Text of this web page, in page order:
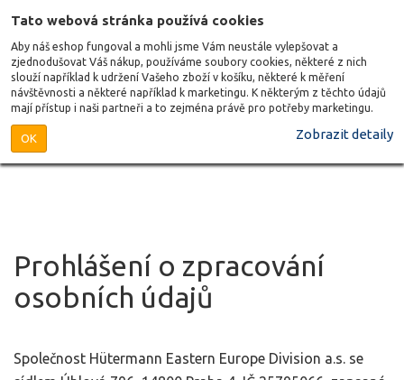
Tato webová stránka používá cookies
Aby náš eshop fungoval a mohli jsme Vám neustále vylepšovat a
zjednodušovat Váš nákup, používáme soubory cookies, některé z nich
slouží například k udržení Vašeho zboží v košíku, některé k měření
návštěvnosti a některé například k marketingu. K některým z těchto údajů
mají přístup i naši partneři a to zejména právě pro potřeby marketingu.
OK Zobrazit detaily
Prohlášení o zpracování
osobních údajů
Společnost Hütermann Eastern Europe Division a.s. se